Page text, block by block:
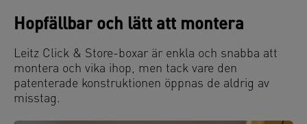
Hopfällbar och lätt att montera
Leitz Click & Store-boxar är enkla och snabba att
montera och vika ihop, men tack vare den
patenterade konstruktionen öppnas de aldrig av
misstag.